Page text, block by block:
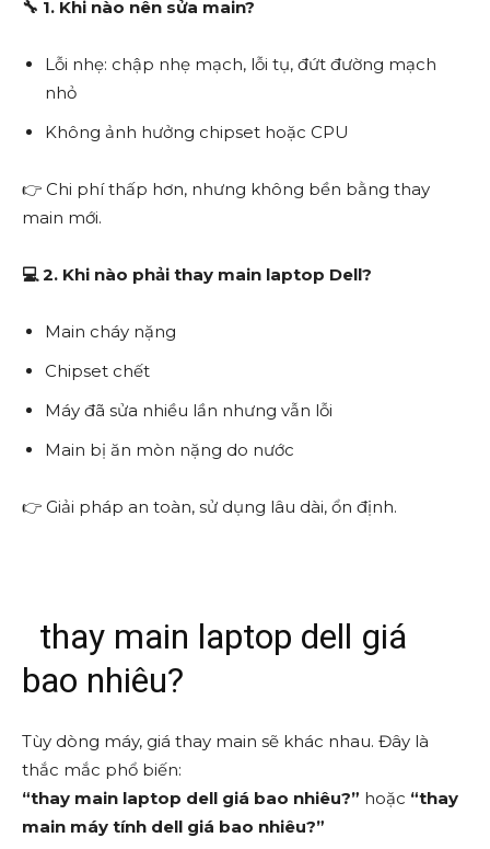
🔧 1. Khi nào nên sửa main?
Lỗi nhẹ: chập nhẹ mạch, lỗi tụ, đứt đường mạch
nhỏ
Không ảnh hưởng chipset hoặc CPU
👉 Chi phí thấp hơn, nhưng không bền bằng thay
main mới.
💻2. Khi nào phải thay main laptop Dell?
Main cháy nặng
Chipset chết
Máy đã sửa nhiều lần nhưng vẫn lỗi
Main bị ăn mòn nặng do nước
👉 Giải pháp an toàn, sử dụng lâu dài, ổn định.
thay main laptop dell giá
bao nhiêu?
Tùy dòng máy, giá thay main sẽ khác nhau. Đây là
thắc mắc phổ biến:
“thay main laptop dell giá bao nhiêu?” hoặc “thay
main máy tính dell giá bao nhiêu?”